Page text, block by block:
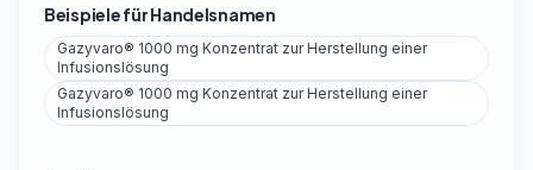
Beispiele für Handelsnamen
Gazyvaro® 1000 mg Konzentrat zur Herstellung einer
Infusionslösung
Gazyvaro® 1000 mg Konzentrat zur Herstellung einer
Infusionslösung